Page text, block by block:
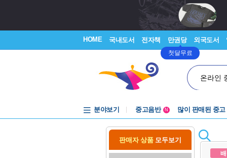
HOME 국내도서 전자책 만권당
첫달무료
외국도서
온라인
분야보기
중고음반
중고음반
N 많이 판매된 중고
판매자 상품 모두보기